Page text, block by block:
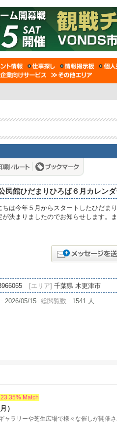
民館ひだまりひろば６月カレン
ちは今年５月からスタートしたひだま
が決まりましたのでお知らせします。
[エリア] 千葉県 木更津市
2026/05/15 総閲覧数 : 1541 人
23.35% Match
）
ャラリーや芝生広場で様々な催しが開催